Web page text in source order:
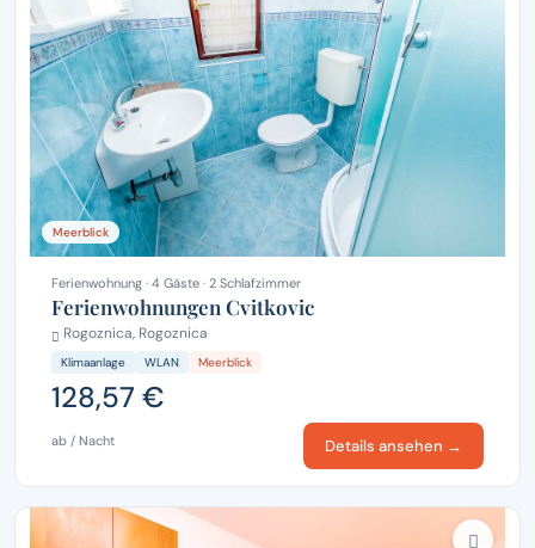
Meerblick
Ferienwohnung · 4 Gäste · 2 Schlafzimmer
Ferienwohnungen Cvitkovic
Rogoznica, Rogoznica
Klimaanlage WLAN Meerblick
128,57 €
ab / Nacht Details ansehen →